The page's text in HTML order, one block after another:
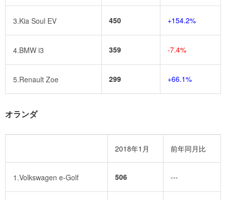
3.Kia Soul EV 450 +154.2%
4.BMW i3 359 -7.4%
5.Renault Zoe 299 +66.1%
オランダ
2018年1月 前年同月比
1.Volkswagen e-Golf 506 ---